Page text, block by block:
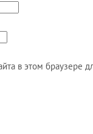
в этом браузере